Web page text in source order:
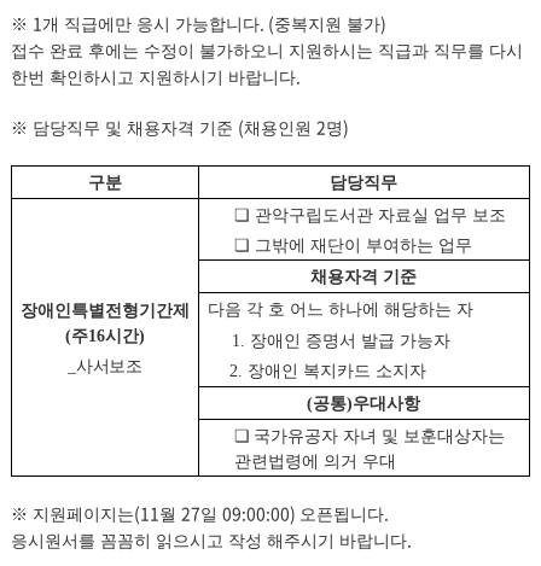
※ 1개 직급에만 응시 가능합니다. (중복지원 불가)
접수 완료 후에는 수정이 불가하오니 지원하시는 직급과 직무를 다시
한번 확인하시고 지원하시기 바랍니다.
※ 담당직무 및 채용자격 기준 (채용인원 2명)
구분 담당직무
장애인특별전형기간제
(주16시간)
사서보조
❏ 관악구립도서관 자료실 업무 보조
❏ 그밖에 재단이 부여하는 업무
채용자격 기준
다음 각 호 어느 하나에 해당하는 자
1. 장애인 증명서 발급 가능자
2. 장애인 복지카드 소지자
(공통)우대사항
❏ 국가유공자 자녀 및 보훈대상자는
관련법령에 의거 우대
※ 지원페이지는(11월 27일 09:00:00) 오픈됩니다.
응시원서를 꼼꼼히 읽으시고 작성 해주시기 바랍니다.